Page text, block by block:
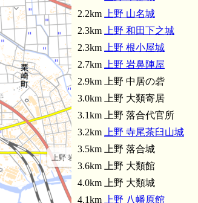
上野 岩鼻陣屋(2.7km)
上野 八幡原
2.2km
上野 山名城
2.3km
上野 和田下之城
2.3km
上野 根小屋城
2.7km
上野 岩鼻陣屋
2.9km 上野 中居の砦
3.0km 上野 大類寄居
3.1km 上野 落合代官所
3.2km
上野 寺尾茶臼山城
3.5km 上野 落合城
3.6km 上野 大類館
4.0km 上野 大類城
4.1km
上野 八幡原館